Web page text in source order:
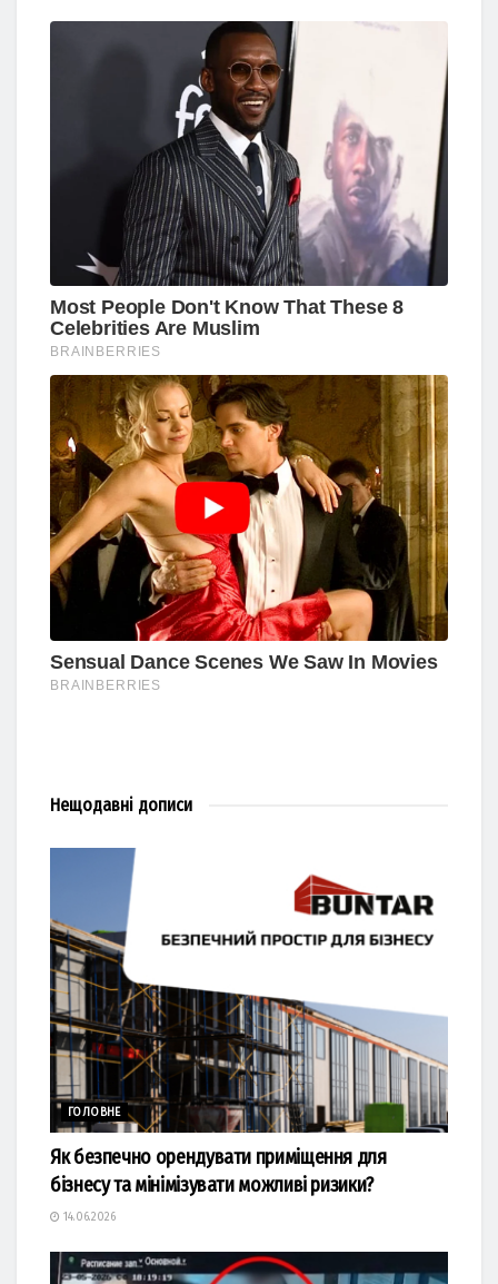
Нещодавні дописи
ГОЛОВНЕ
Як безпечно орендувати приміщення для
бізнесу та мінімізувати можливі ризики?
14.06.2026